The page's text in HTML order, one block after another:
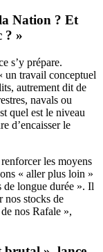
Nation ? Et
? »
s’y prépare.
un travail conceptuel
autrement dit de
navals ou
quel est le niveau
d’encaisser le
les moyens
« aller plus loin »
de longue durée ». Il
nos stocks de
nos Rafale »,